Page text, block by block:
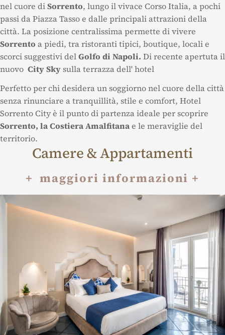
nel cuore diSorrento, lungo il vivace Corso Italia, a pochi
passi da Piazza Tasso e dalle principali attrazioni della
città. La posizione centralissima permette di vivere
Sorrento a piedi, tra ristoranti tipici, boutique, locali e
scorci suggestivi delGolfo di Napoli. Di recente apertuta il
nuovo City Skysulla terrazza dell' hotel
Perfetto per chi desidera un soggiorno nel cuore della città
senza rinunciare a tranquillità, stile e comfort, Hotel
Sorrento City è il punto di partenza ideale per scoprire
Sorrento, la Costiera Amalfitanae le meraviglie del
territorio.
Camere & Appartamenti
+ maggiori informazioni +